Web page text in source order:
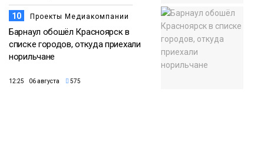
10 Проекты Медиакомпании
Барнаул обошёл Красноярск в
списке городов, откуда приехали
норильчане
12:25 06 августа 575